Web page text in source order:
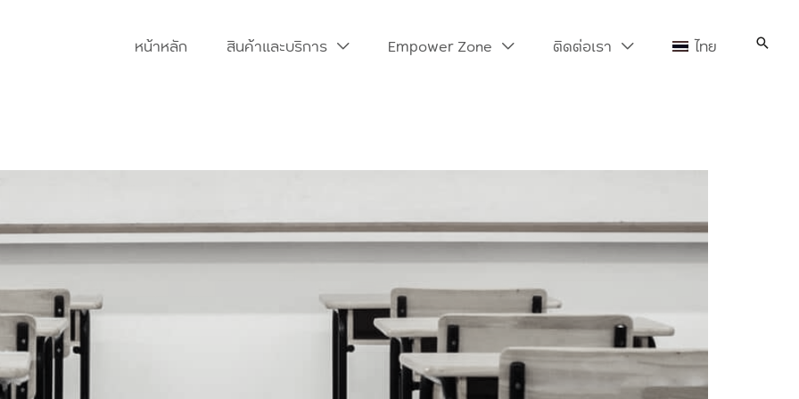
หน้าหลัก สินค้าและบริการ Empower Zone ติดต่อเรา ไทย Search